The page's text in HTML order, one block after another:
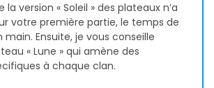
la version « Soleil » des plateaux n’a
votre première partie, le temps de
Ensuite, je vous conseille
« Lune » qui amène des
à chaque clan.